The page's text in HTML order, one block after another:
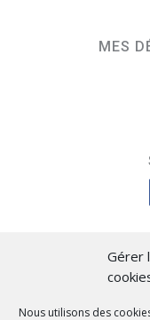
Gérer
Nous utilisons des
MES